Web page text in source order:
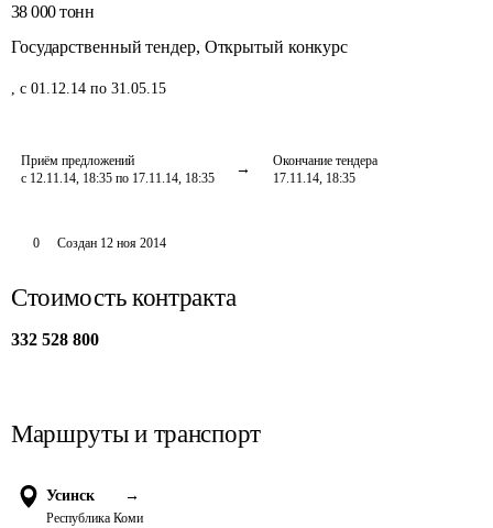
38 000 тонн
Государственный тендер, Открытый конкурс
, с 01.12.14 по 31.05.15
Приём предложений
с 12.11.14, 18:35 по 17.11.14, 18:35
Окончание тендера
17.11.14, 18:35
0 Создан 12 ноя 2014
Стоимость контракта
332 528 800
Маршруты и транспорт
Усинск →
Республика Коми